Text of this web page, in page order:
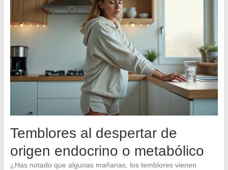
Temblores al despertar de
origen endocrino o metabólico
¿Has notado que algunas mañanas, los temblores vienen